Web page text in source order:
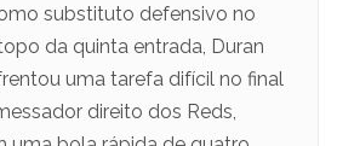
substituto defensivo no
da quinta entrada, Duran
uma tarefa difícil no final
direito dos Reds,